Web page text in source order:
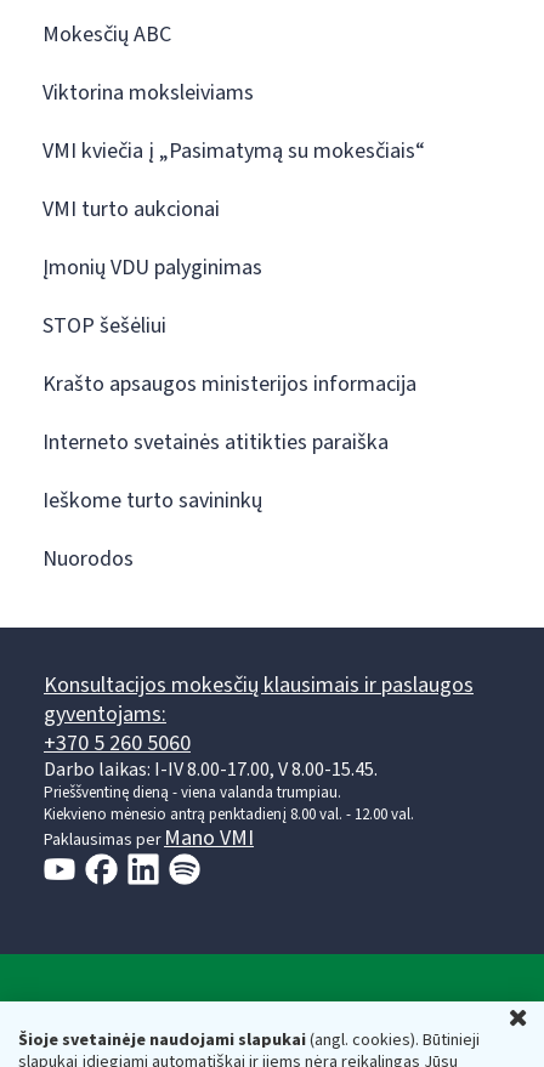
Šioje svetainėje naudojami slapukai(angl. cookies). Būtinieji
slapukai įdiegiami automatiškai ir jiems nėra reikalingas Jūsų
Mokesčių ABC
Viktorina moksleiviams
VMI kviečia į „Pasimatymą su mokesčiais“
VMI turto aukcionai
Įmonių VDU palyginimas
STOP šešėliui
Krašto apsaugos ministerijos informacija
Interneto svetainės atitikties paraiška
Ieškome turto savininkų
Nuorodos
Konsultacijos mokesčių klausimais ir paslaugos
gyventojams:
+370 5 260 5060
Darbo laikas: I-IV 8.00-17.00, V 8.00-15.45.
Prieššventinę dieną - viena valanda trumpiau.
Kiekvieno mėnesio antrą penktadienį 8.00 val. - 12.00 val.
Paklausimas per Mano VMI
Respublikos finansų ministerijos